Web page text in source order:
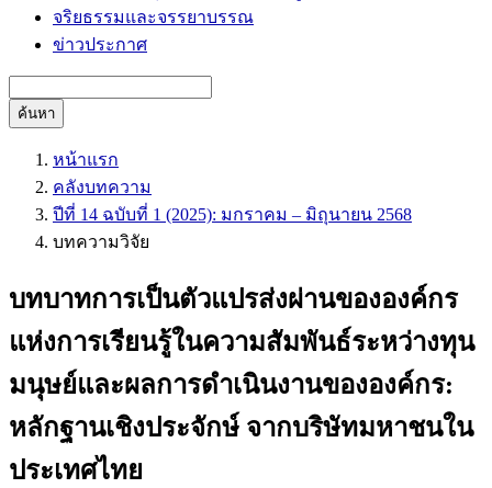
จริยธรรมและจรรยาบรรณ
ข่าวประกาศ
ค้นหา
หน้าแรก
คลังบทความ
ปีที่ 14 ฉบับที่ 1 (2025): มกราคม – มิถุนายน 2568
บทความวิจัย
บทบาทการเป็นตัวแปรส่งผ่านขององค์กร
แห่งการเรียนรู้ในความสัมพันธ์ระหว่างทุน
มนุษย์และผลการดำเนินงานขององค์กร:
หลักฐานเชิงประจักษ์ จากบริษัทมหาชนใน
ประเทศไทย